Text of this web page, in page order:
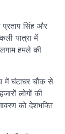
प्रताप सिंह और
यात्रा में
हमले की
में घंटाघर चौक से
लोगों की
को देशभक्ति